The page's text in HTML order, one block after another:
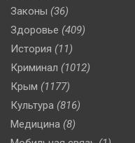
Законы (36)
Здоровье (409)
История (11)
Криминал (1012)
Крым (1177)
Культура (816)
Медицина (8)